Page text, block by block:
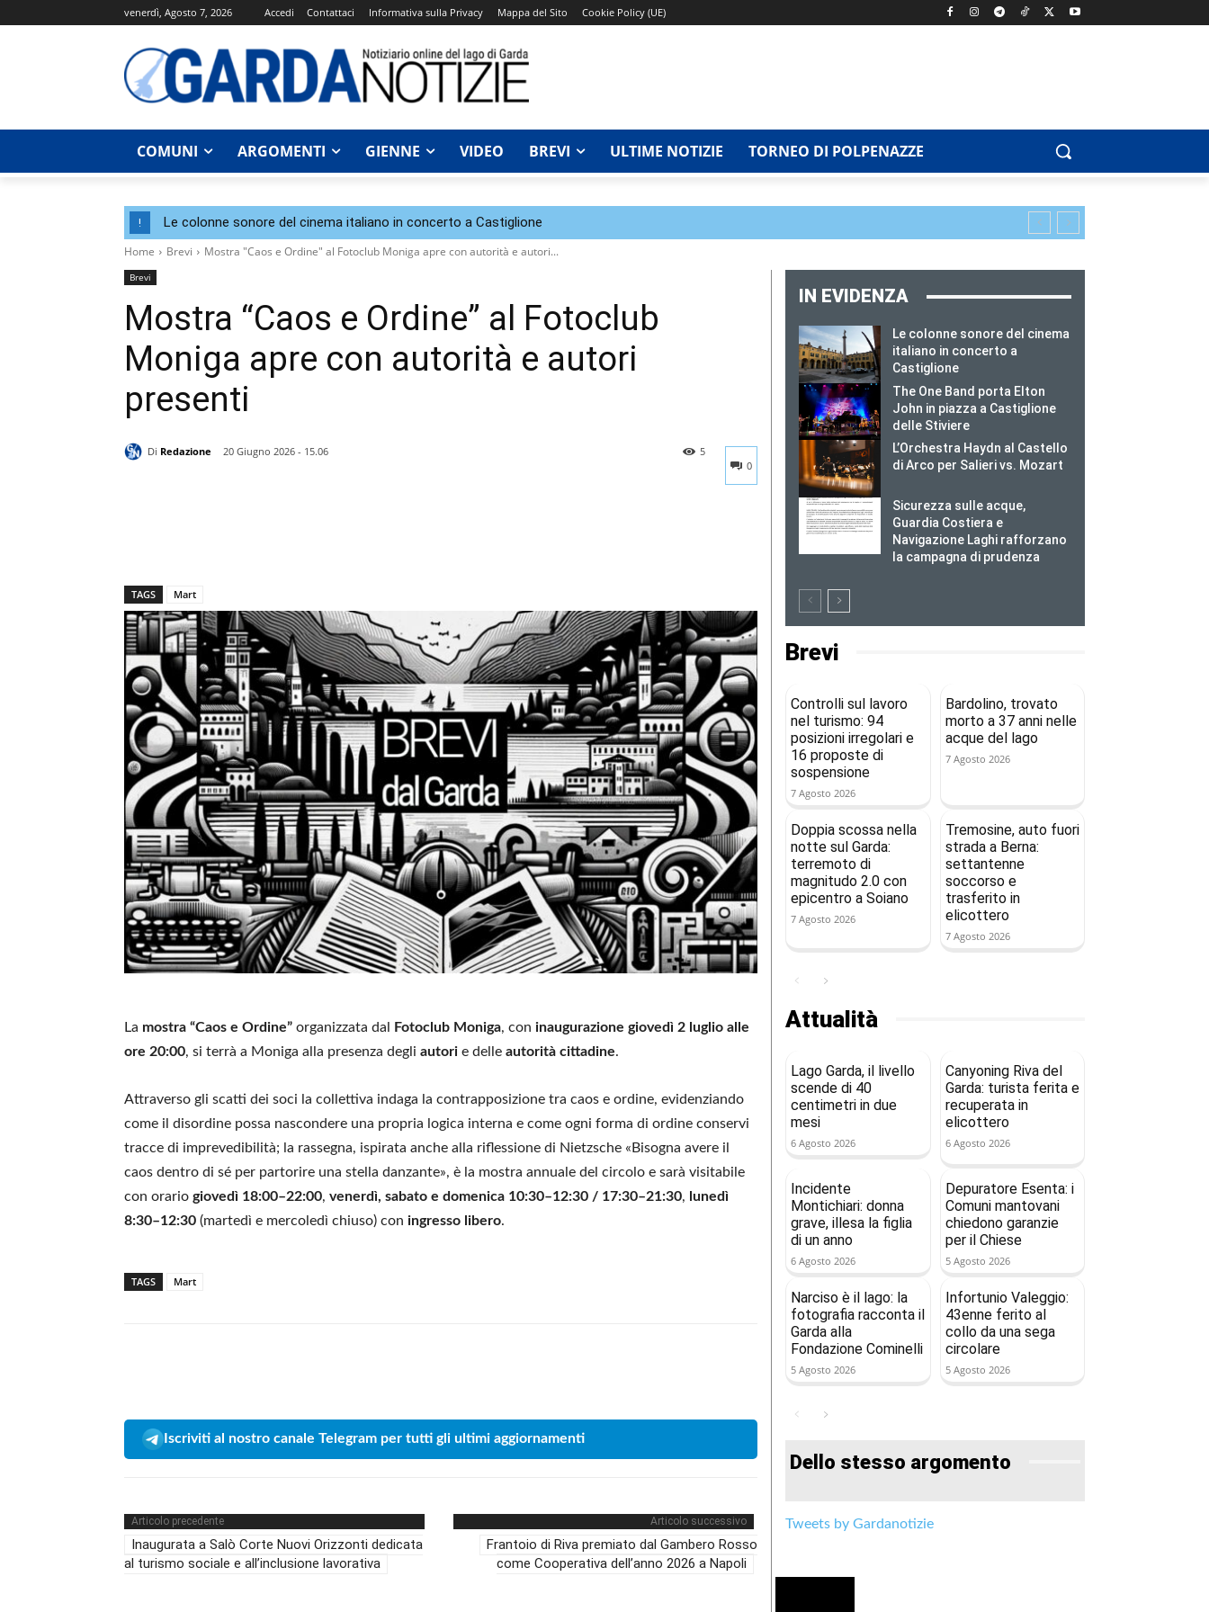
venerdì, Agosto 7, 2026 Accedi Contattaci Informativa sulla Privacy Mappa del Sito Cookie Policy (UE)
COMUNI ARGOMENTI GIENNE VIDEO BREVI ULTIME NOTIZIE TORNEO DI POLPENAZZE
! Le colonne sonore del cinema italiano in concerto a Castiglione
Home Brevi Mostra "Caos e Ordine" al Fotoclub Moniga apre con autorità e autori...
Brevi
Mostra “Caos e Ordine” al Fotoclub
Moniga apre con autorità e autori
presenti
Di Redazione
20 Giugno 2026 - 15.06
0
5
TAGS Mart
La mostra “Caos e Ordine” organizzata dal Fotoclub Moniga, con inaugurazione giovedì 2 luglio alle
ore 20:00, si terrà a Moniga alla presenza degli autori e delle autorità cittadine.
Attraverso gli scatti dei soci la collettiva indaga la contrapposizione tra caos e ordine, evidenziando
come il disordine possa nascondere una propria logica interna e come ogni forma di ordine conservi
tracce di imprevedibilità; la rassegna, ispirata anche alla riflessione di Nietzsche «Bisogna avere il
caos dentro di sé per partorire una stella danzante», è la mostra annuale del circolo e sarà visitabile
con orario giovedì 18:00–22:00, venerdì, sabato e domenica 10:30–12:30 / 17:30–21:30, lunedì
8:30–12:30 (martedì e mercoledì chiuso) con ingresso libero.
TAGS Mart
Iscriviti al nostro canale Telegram per tutti gli ultimi aggiornamenti
Articolo precedente
Inaugurata a Salò Corte Nuovi Orizzonti dedicata
al turismo sociale e all’inclusione lavorativa
Articolo successivo
Frantoio di Riva premiato dal Gambero Rosso
come Cooperativa dell’anno 2026 a Napoli
IN EVIDENZA
Le colonne sonore del cinema
italiano in concerto a
Castiglione
The One Band porta Elton
John in piazza a Castiglione
delle Stiviere
L’Orchestra Haydn al Castello
di Arco per Salieri vs. Mozart
Sicurezza sulle acque,
Guardia Costiera e
Navigazione Laghi rafforzano
la campagna di prudenza
Brevi
Controlli sul lavoro
nel turismo: 94
posizioni irregolari e
16 proposte di
sospensione
7 Agosto 2026
Bardolino, trovato
morto a 37 anni nelle
acque del lago
7 Agosto 2026
Doppia scossa nella
notte sul Garda:
terremoto di
magnitudo 2.0 con
epicentro a Soiano
7 Agosto 2026
Tremosine, auto fuori
strada a Berna:
settantenne
soccorso e
trasferito in
elicottero
7 Agosto 2026
Attualità
Lago Garda, il livello
scende di 40
centimetri in due
mesi
6 Agosto 2026
Canyoning Riva del
Garda: turista ferita e
recuperata in
elicottero
6 Agosto 2026
Incidente
Montichiari: donna
grave, illesa la figlia
di un anno
6 Agosto 2026
Depuratore Esenta: i
Comuni mantovani
chiedono garanzie
per il Chiese
5 Agosto 2026
Narciso è il lago: la
fotografia racconta il
Garda alla
Fondazione Cominelli
5 Agosto 2026
Infortunio Valeggio:
43enne ferito al
collo da una sega
circolare
5 Agosto 2026
Dello stesso argomento
Tweets by Gardanotizie